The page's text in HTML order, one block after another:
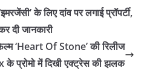
के लिए दांव पर लगाई प्रॉपर्टी,
दी जानकारी
‘Heart Of Stone’ की रिलीज
प्रोमो में दिखी एक्ट्रेस की झलक